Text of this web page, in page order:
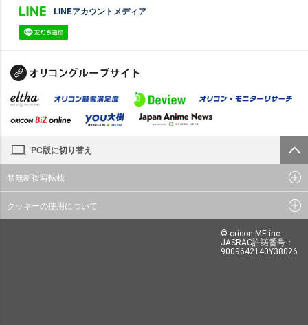
LINEアカウントメディア
PC版に切り替え
禁無断複写転載
クッキーの使用について
© oricon ME inc.
JASRAC許諾番号：
9009642140Y38026